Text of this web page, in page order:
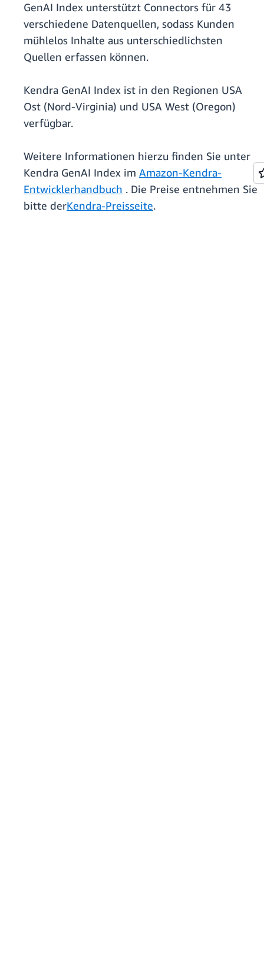
GenAI Index unterstützt Connectors für 43
verschiedene Datenquellen, sodass Kunden
mühlelos Inhalte aus unterschiedlichsten
Quellen erfassen können.
Kendra GenAI Index ist in den Regionen USA
Ost (Nord-Virginia) und USA West (Oregon)
verfügbar.
Weitere Informationen hierzu finden Sie unter
Kendra GenAI Index im Amazon-Kendra-
Entwicklerhandbuch . Die Preise entnehmen Sie
bitte derKendra-Preisseite.